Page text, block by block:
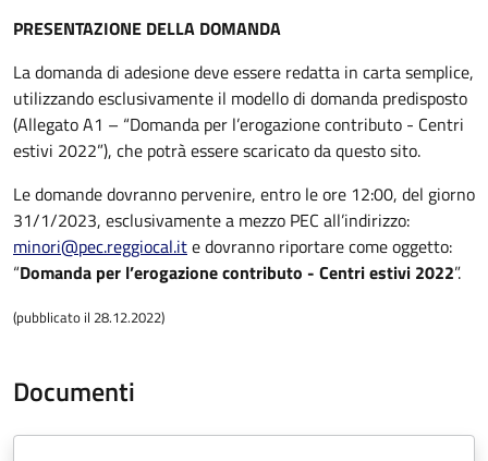
PRESENTAZIONE DELLA DOMANDA
La domanda di adesione deve essere redatta in carta semplice,
utilizzando esclusivamente il modello di domanda predisposto
(Allegato A1 – “Domanda per l’erogazione contributo - Centri
estivi 2022”), che potrà essere scaricato da questo sito.
Le domande dovranno pervenire, entro le ore 12:00, del giorno
31/1/2023, esclusivamente a mezzo PEC all’indirizzo:
minori@pec.reggiocal.ite dovranno riportare come oggetto:
“Domanda per l’erogazione contributo - Centri estivi 2022”.
(pubblicato il 28.12.2022)
Documenti